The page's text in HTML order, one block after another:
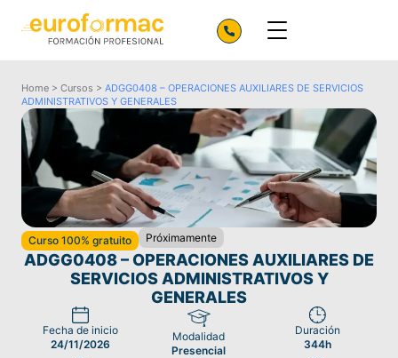
Home > Cursos > ADGG0408 – OPERACIONES AUXILIARES DE SERVICIOS
ADMINISTRATIVOS Y GENERALES
Curso 100% gratuito Próximamente
ADGG0408 – OPERACIONES AUXILIARES DE
SERVICIOS ADMINISTRATIVOS Y
GENERALES
Fecha de inicio
24/11/2026
Modalidad
Presencial
Duración
344h